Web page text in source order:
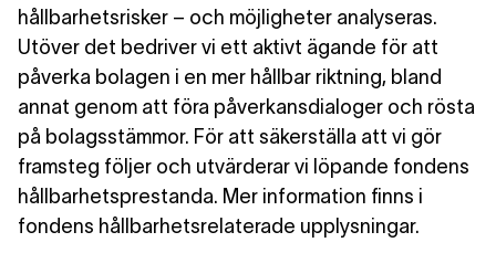
hållbarhetsrisker – och möjligheter analyseras.
Utöver det bedriver vi ett aktivt ägande för att
påverka bolagen i en mer hållbar riktning, bland
annat genom att föra påverkansdialoger och rösta
på bolagsstämmor. För att säkerställa att vi gör
framsteg följer och utvärderar vi löpande fondens
hållbarhetsprestanda. Mer information finns i
fondens hållbarhetsrelaterade upplysningar.